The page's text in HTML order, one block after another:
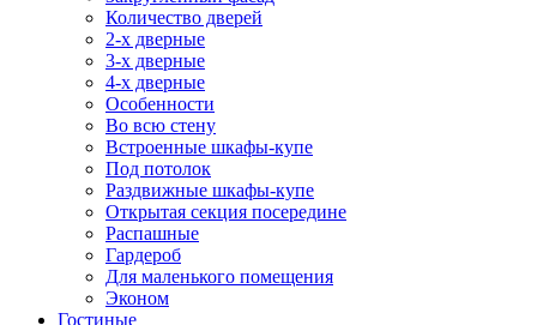
Количество дверей
2-х дверные
3-х дверные
4-х дверные
Особенности
Во всю стену
Встроенные шкафы-купе
Под потолок
Раздвижные шкафы-купе
Открытая секция посередине
Распашные
Гардероб
Для маленького помещения
Эконом
Гостиные